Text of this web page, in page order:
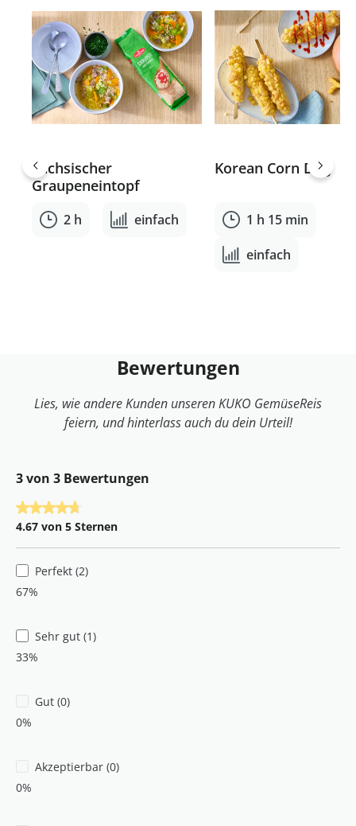
Sächsischer
Graupeneintopf
2 h einfach
Korean Corn Dog
1 h 15 min
einfach
Bewertungen
Lies, wie andere Kunden unseren KUKO GemüseReis
feiern, und hinterlass auch du dein Urteil!
3 von 3 Bewertungen
Durchschnittliche Bewertung von 4.67 von 5 Sternen
4.67 von 5 Sternen
Perfekt (2)
67%
Sehr gut (1)
33%
Gut (0)
0%
Akzeptierbar (0)
0%